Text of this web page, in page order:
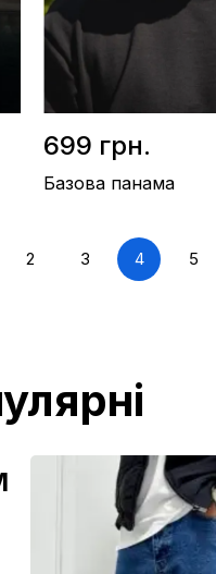
699 грн.
Базова панама
Матеріал / Бавовна
2 3 4 5